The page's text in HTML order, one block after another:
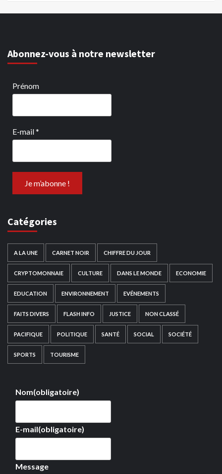
Abonnez-vous à notre newsletter
Prénom
E-mail*
Catégories
A LA UNE CARNET NOIR CHIFFRE DU JOUR
CRYPTOMONNAIE CULTURE DANS LE MONDE ECONOMIE
EDUCATION ENVIRONNEMENT EVÉNEMENTS
FAITS DIVERS FLASH INFO JUSTICE NON CLASSÉ
PACIFIQUE POLITIQUE SANTÉ SOCIAL SOCIÉTÉ
SPORTS TOURISME
Nom(obligatoire)
E-mail(obligatoire)
Message